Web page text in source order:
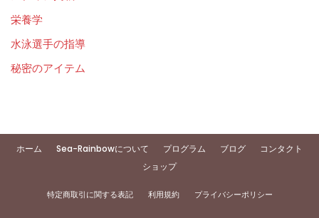
栄養学
水泳選手の指導
秘密のアイテム
ホーム Sea-Rainbowについて プログラム ブログ
コンタクト
ショップ
特定商取引に関する表記 利用規約 プライバシーポリシー